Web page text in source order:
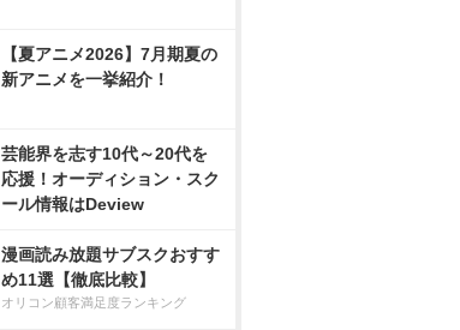
【夏アニメ2026】7月期夏の
新アニメを一挙紹介！
芸能界を志す10代～20代を
応援！オーディション・スク
ール情報はDeview
漫画読み放題サブスクおすす
め11選【徹底比較】
オリコン顧客満足度ランキング